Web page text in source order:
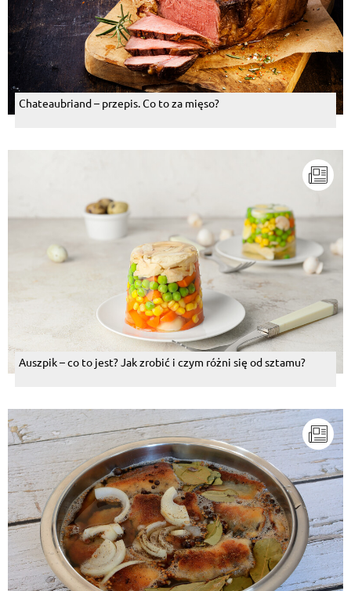
Chateaubriand – przepis. Co to za mięso?
Auszpik – co to jest? Jak zrobić i czym różni się od sztamu?